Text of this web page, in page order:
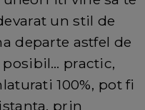
un stil de
departe astfel de
posibil… practic,
100%, pot fi
prin